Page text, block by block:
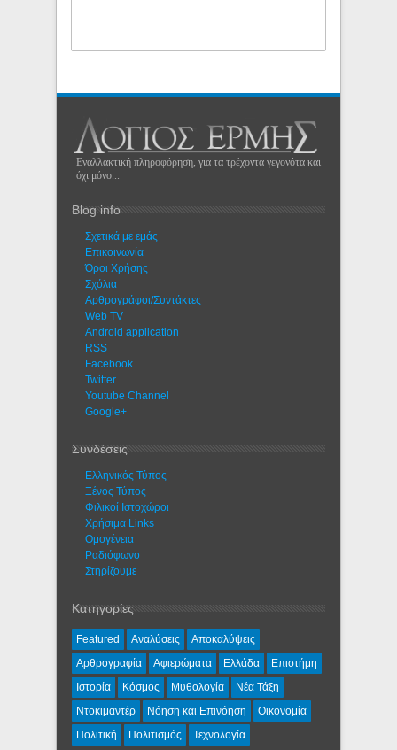
Εναλλακτική πληροφόρηση, για τα τρέχοντα γεγονότα και
όχι μόνο...
Blog info
Σχετικά με εμάς
Eπικοινωνία
Όροι Χρήσης
Σχόλια
Αρθρογράφοι/Συντάκτες
Web TV
Android application
RSS
Facebook
Twitter
Youtube Channel
Google+
Συνδέσεις
Ελληνικός Τύπος
Ξένος Τύπος
Φιλικοί Ιστοχώροι
Χρήσιμα Links
Ομογένεια
Ραδιόφωνο
Στηρίζουμε
Κατηγορίες
Featured Αναλύσεις
Αποκαλύψεις
Αρθρογραφία
Αφιερώματα Ελλάδα
Επιστήμη
Ιστορία
Κόσμος Μυθολογία
Νέα Τάξη
Ντοκιμαντέρ
Νόηση και Επινόηση
Οικονομία
Πολιτική
Πολιτισμός Τεχνολογία